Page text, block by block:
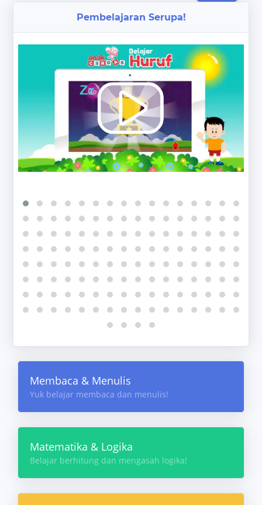
Pembelajaran Serupa!
Membaca & Menulis
Yuk belajar membaca dan menulis!
Matematika & Logika
Belajar berhitung dan mengasah logika!